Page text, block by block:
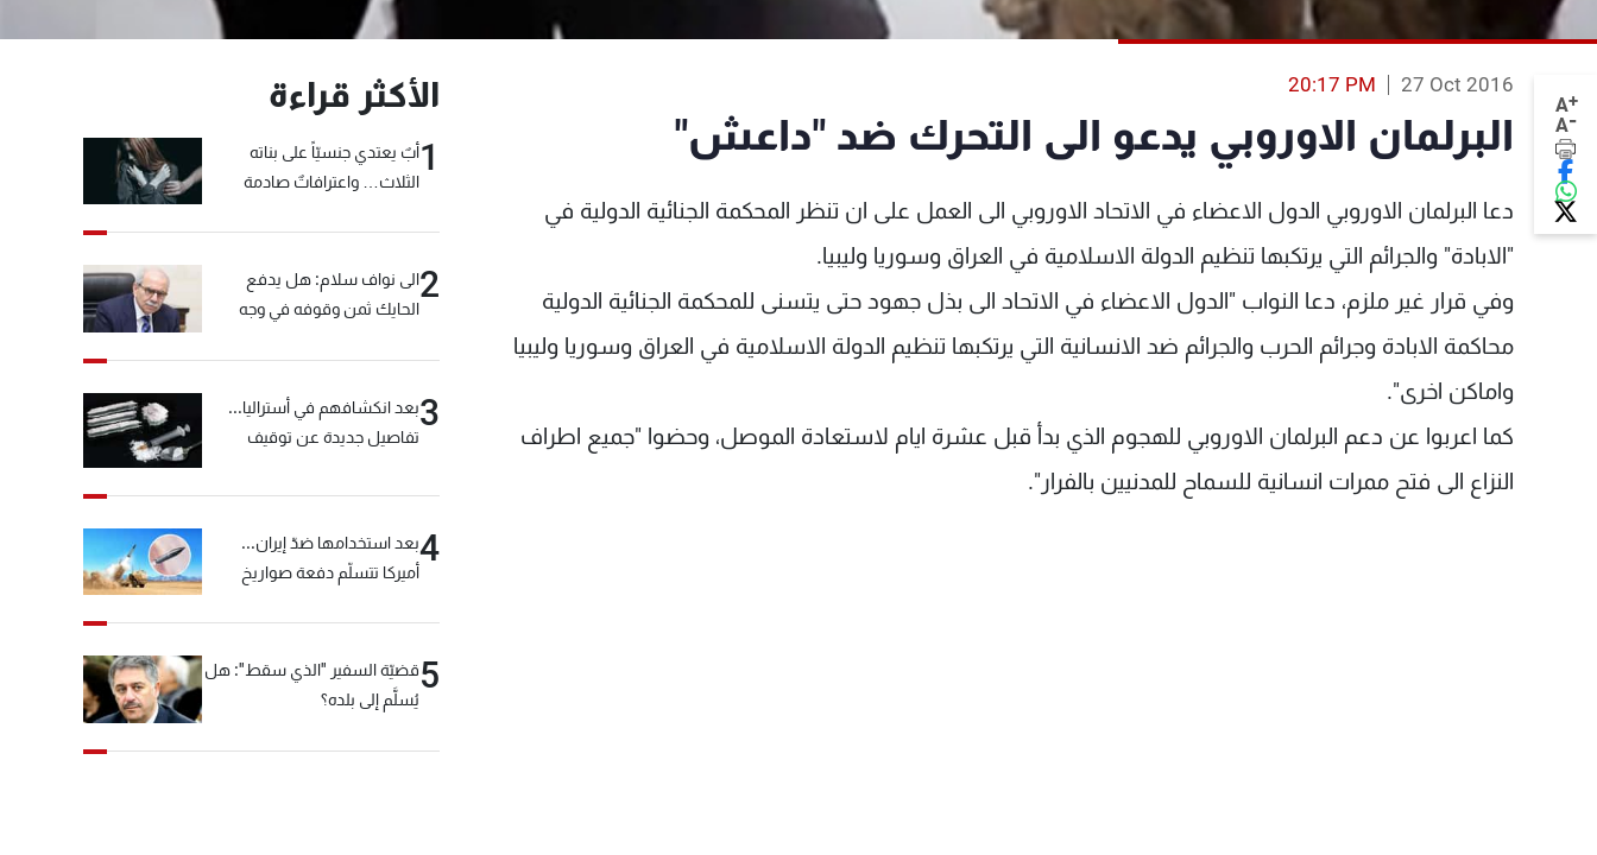
A+
A-
27 Oct 2016
20:17 PM
البرلمان الاوروبي يدعو الى التحرك ضد "داعش"
دعا البرلمان الاوروبي الدول الاعضاء في الاتحاد الاوروبي الى العمل على ان تنظر المحكمة الجنائية الدولية في
"الابادة" والجرائم التي يرتكبها تنظيم الدولة الاسلامية في العراق وسوريا وليبيا.
وفي قرار غير ملزم، دعا النواب "الدول الاعضاء في الاتحاد الى بذل جهود حتى يتسنى للمحكمة الجنائية الدولية
محاكمة الابادة وجرائم الحرب والجرائم ضد الانسانية التي يرتكبها تنظيم الدولة الاسلامية في العراق وسوريا وليبيا
واماكن اخرى".
كما اعربوا عن دعم البرلمان الاوروبي للهجوم الذي بدأ قبل عشرة ايام لاستعادة الموصل، وحضوا "جميع اطراف
النزاع الى فتح ممرات انسانية للسماح للمدنيين بالفرار".
الأكثر قراءة
1أبٌ يعتدي جنسيّاً على بناته
الثلاث… واعترافاتٌ صادمة
2الى نواف سلام: هل يدفع
الحايك ثمن وقوفه في وجه
3بعد انكشافهم في أستراليا...
تفاصيل جديدة عن توقيف
4بعد استخدامها ضدّ إيران...
أميركا تتسلّم دفعة صواريخ
5قضيّة السفير "الذي سقط": هل
يُسلَّم إلى بلده؟